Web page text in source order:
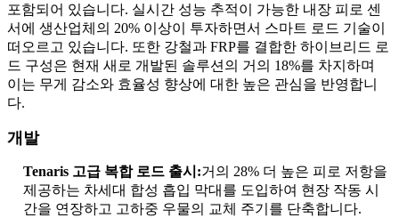
포함되어 있습니다. 실시간 성능 추적이 가능한 내장 피로 센
서에 생산업체의 20% 이상이 투자하면서 스마트 로드 기술이
떠오르고 있습니다. 또한 강철과 FRP를 결합한 하이브리드 로
드 구성은 현재 새로 개발된 솔루션의 거의 18%를 차지하며
이는 무게 감소와 효율성 향상에 대한 높은 관심을 반영합니
다.
개발
Tenaris 고급 복합 로드 출시:거의 28% 더 높은 피로 저항을
제공하는 차세대 합성 흡입 막대를 도입하여 현장 작동 시
간을 연장하고 고하중 우물의 교체 주기를 단축합니다.